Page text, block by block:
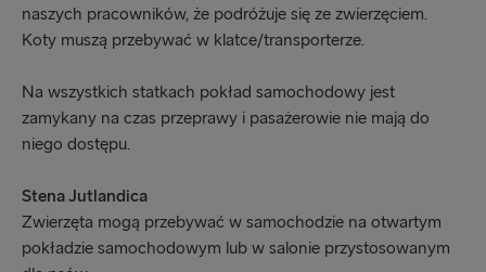
naszych pracowników, że podróżuje się ze zwierzęciem.
Koty muszą przebywać w klatce/transporterze.
Na wszystkich statkach pokład samochodowy jest
zamykany na czas przeprawy i pasażerowie nie mają do
niego dostępu.
Stena Jutlandica
Zwierzęta mogą przebywać w samochodzie na otwartym
pokładzie samochodowym lub w salonie przystosowanym